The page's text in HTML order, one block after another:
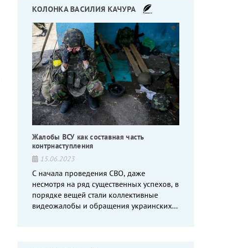
КОЛОНКА ВАСИЛИЯ КАЧУРА
Жалобы ВСУ как составная часть
контрнаступления
15.06.2023
С начала проведения СВО, даже
несмотря на ряд существенных успехов, в
порядке вещей стали коллективные
видеожалобы и обращения украинских